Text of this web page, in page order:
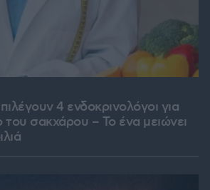
4 ενδοκρινολόγοι για
του σακχάρου – Το ένα μειώνει